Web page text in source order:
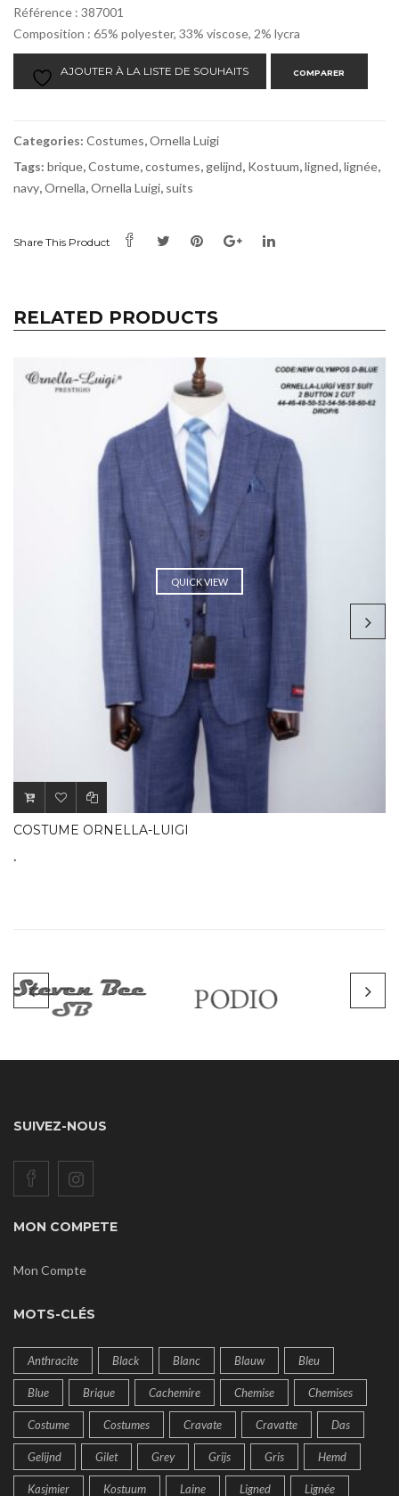
Référence : 387001
Composition : 65% polyester, 33% viscose, 2% lycra
AJOUTER À LA LISTE DE SOUHAITS COMPARER
Categories: Costumes,Ornella Luigi
Tags: brique,Costume,costumes, gelijnd, Kostuum,ligned,lignée,
navy,Ornella,Ornella Luigi, suits
Share This Product
RELATED PRODUCTS
QUICK VIEW
COSTUME ORNELLA-LUIGI
.
SUIVEZ-NOUS
MON COMPETE
Mon Compte
MOTS-CLÉS
Anthracite Black Blanc Blauw Bleu
Blue Brique Cachemire Chemise Chemises
Costume Costumes Cravate Cravatte Das
Gelijnd Gilet Grey Grijs Gris Hemd
Kasjmier Kostuum Laine Ligned Lignée